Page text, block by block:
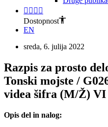
Dostopnost
EN
sreda, 6. julija 2022
Razpis za prosto
Tonski mojste /
videa šifra (M/Ž)
Opis del in nalog: